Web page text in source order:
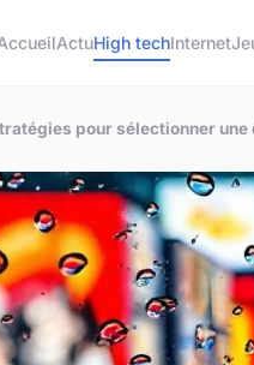
ActuHigh techInternet
pour sélectionner